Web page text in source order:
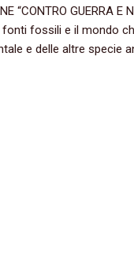
“CONTRO
fossili e il mondo
e delle altre specie